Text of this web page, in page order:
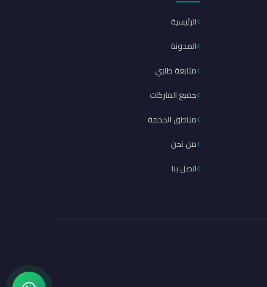
الرئيسية
المدونة
متابعة طلبي
جميع الماركات
مناطق الخدمة
من نحن
اتصل بنا